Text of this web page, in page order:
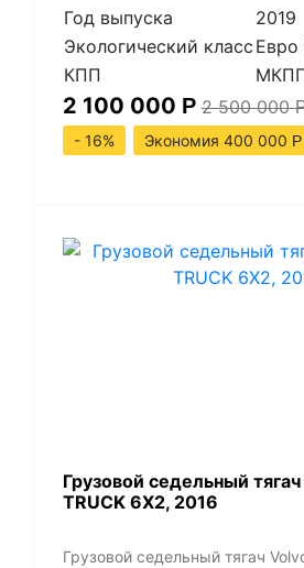
Год выпуска
2019
Экологический класс Евро
КПП
2 100 000 Р 2 500 000
- 16%
Экономия 400 000 Р
​Грузовой седельный
TRUCK 6X2, 2016
​Грузовой седельный тягач